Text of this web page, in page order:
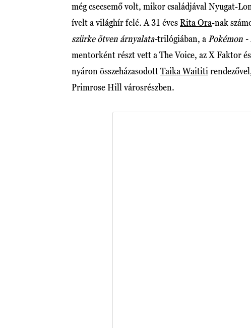
még csecsemő volt, mikor családjával Nyugat-
ívelt a világhír felé. A 31 évesRita Ora-nak
szürke ötven árnyalata-trilógiában, a Pokémon
mentorként részt vett a The Voice, az X Faktor
nyáron összeházasodottTaika Waititi
Primrose Hill városrészben.